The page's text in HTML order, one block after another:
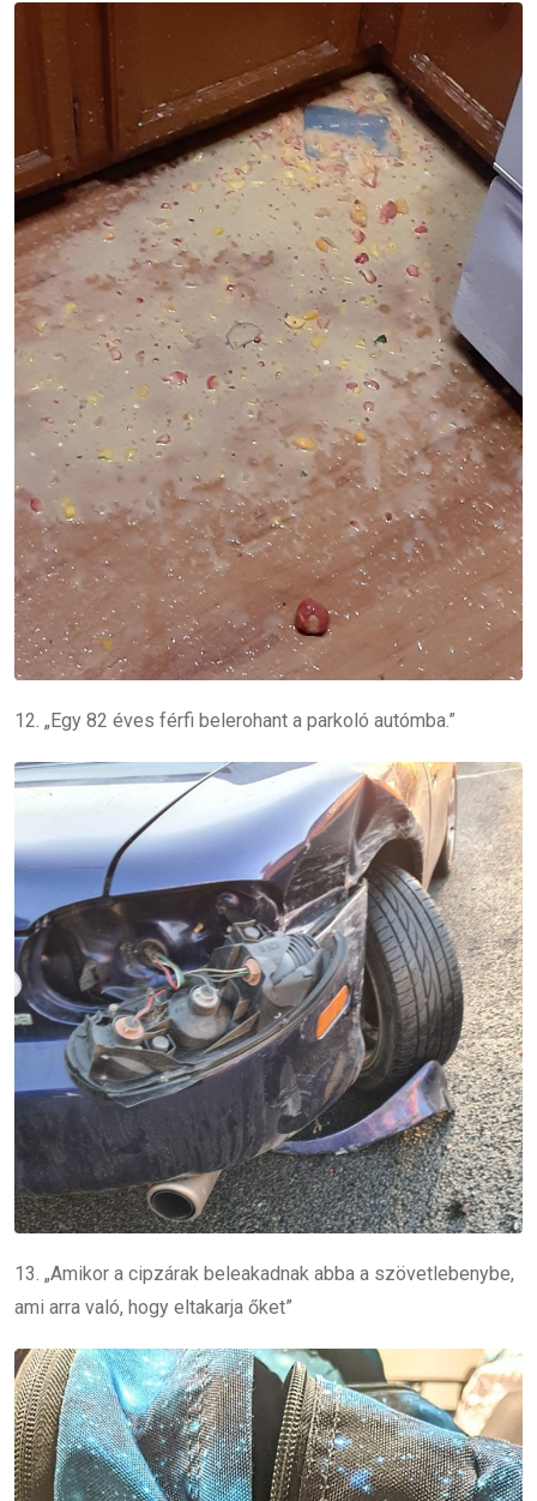
12. „Egy 82 éves férfi belerohant a parkoló autómba.”
13. „Amikor a cipzárak beleakadnak abba a szövetlebenybe,
ami arra való, hogy eltakarja őket”